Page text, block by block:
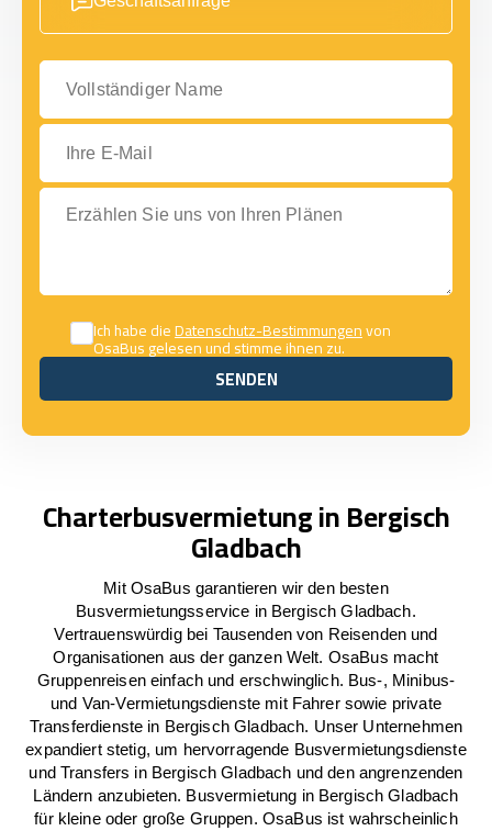
Vollständiger Name
Ihre E-Mail
Erzählen Sie uns von Ihren Plänen
Ich habe dieDatenschutz-Bestimmungenvon
OsaBus gelesen und stimme ihnen zu.
SENDEN
SENDEN
Charterbusvermietung in Bergisch
Gladbach
Mit OsaBus garantieren wir den besten
Busvermietungsservice in Bergisch Gladbach.
Vertrauenswürdig bei Tausenden von Reisenden und
Organisationen aus der ganzen Welt. OsaBus macht
Gruppenreisen einfach und erschwinglich. Bus-, Minibus-
und Van-Vermietungsdienste mit Fahrer sowie private
Transferdienste in Bergisch Gladbach. Unser Unternehmen
expandiert stetig, um hervorragende Busvermietungsdienste
und Transfers in Bergisch Gladbach und den angrenzenden
Ländern anzubieten. Busvermietung in Bergisch Gladbach
für kleine oder große Gruppen. OsaBus ist wahrscheinlich